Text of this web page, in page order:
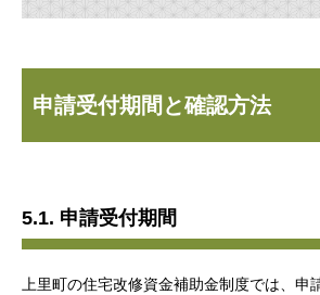
申請受付期間と確認方法
5.1. 申請受付期間
上里町の住宅改修資金補助金制度では、申